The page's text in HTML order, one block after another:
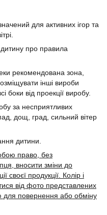
для активних ігор та
про правила
рекомендована зона,
інші вироби
боки від проекції виробу.
за несприятливих
дощ, град, сильний вітер
дитини.
право, без
вносити зміни до
своєї продукції. Колір і
від фото представлених
для повернення або обміну